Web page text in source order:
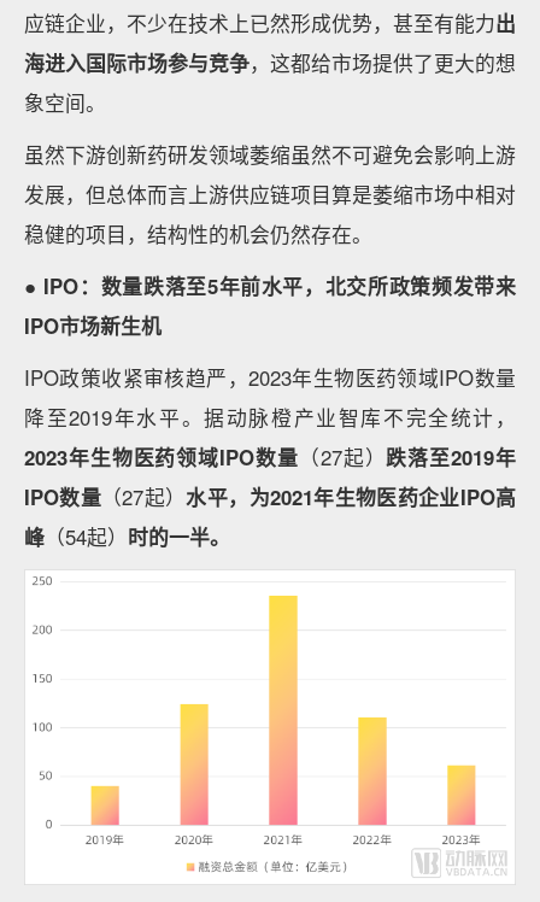
应链企业，不少在技术上已然形成优势，甚至有能力出
海进入国际市场参与竞争，这都给市场提供了更大的想
象空间。
虽然下游创新药研发领域萎缩虽然不可避免会影响上游
发展，但总体而言上游供应链项目算是萎缩市场中相对
稳健的项目，结构性的机会仍然存在。
● IPO：数量跌落至5年前水平，北交所政策频发带来
IPO市场新生机
IPO政策收紧审核趋严，2023年生物医药领域IPO数量
降至2019年水平。据动脉橙产业智库不完全统计，
2023年生物医药领域IPO数量 （27起） 跌落至2019年
IPO数量 （27起）水平，为2021年生物医药企业IPO高
峰 （54起） 时的一半。